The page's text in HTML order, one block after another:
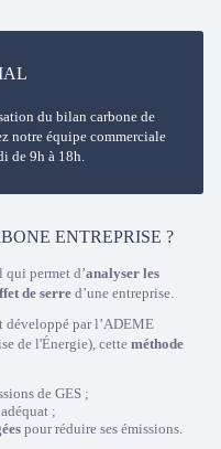
du bilan carbone de
notre équipe commerciale
de 9h à 18h.
ENTREPRISE ?
qui permet d’analyser les
de serre d’une entreprise.
développé par l’ADEME
de l'Énergie), cette méthode
de GES ;
adéquat ;
pour réduire ses émissions.